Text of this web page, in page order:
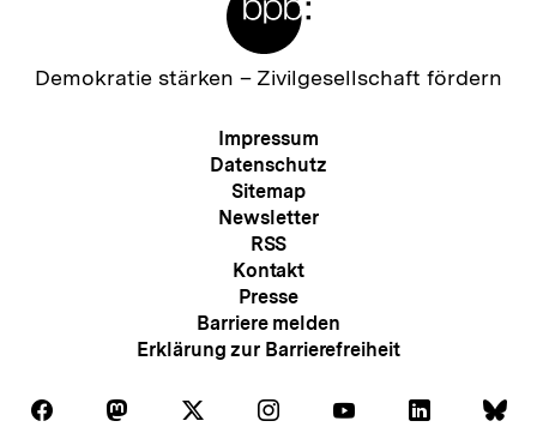
Zur
Demokratie stärken – Zivilgesellschaft fördern
Meta-
Navigation
Impressum
Datenschutz
Sitemap
Newsletter
RSS
Kontakt
Presse
Barriere melden
Erklärung zur Barrierefreiheit
Auf
Auf